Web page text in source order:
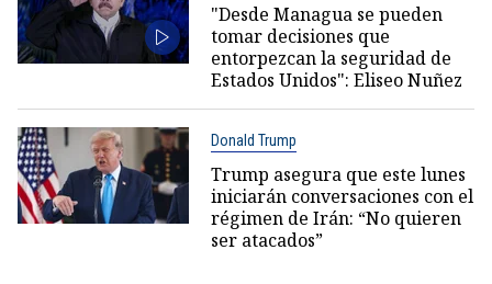
"Desde Managua se pueden
tomar decisiones que
entorpezcan la seguridad de
Estados Unidos": Eliseo Nuñez
Donald Trump
Trump asegura que este lunes
iniciarán conversaciones con el
régimen de Irán: “No quieren
ser atacados”